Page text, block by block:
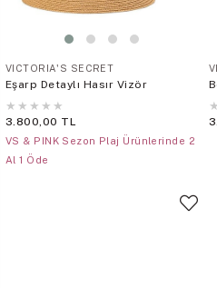
VICTORIA'S SECRET
Eşarp Detaylı Hasır Vizör
★ ★ ★ ★ ★
3.800,00 TL
VS & PINK Sezon Plaj Ürünlerinde 2
Al 1 Öde
★